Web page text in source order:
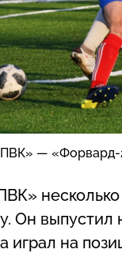
—
Он выпустил
играл на